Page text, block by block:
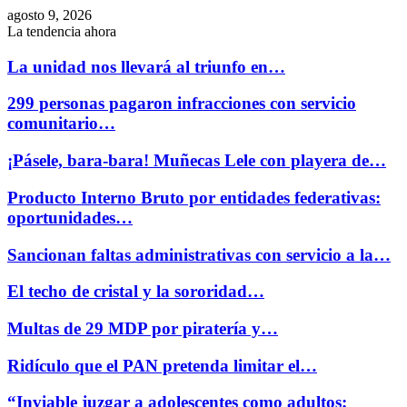
agosto 9, 2026
La tendencia ahora
La unidad nos llevará al triunfo en…
299 personas pagaron infracciones con servicio
comunitario…
¡Pásele, bara-bara! Muñecas Lele con playera de…
Producto Interno Bruto por entidades federativas:
oportunidades…
Sancionan faltas administrativas con servicio a la…
El techo de cristal y la sororidad…
Multas de 29 MDP por piratería y…
Ridículo que el PAN pretenda limitar el…
“Inviable juzgar a adolescentes como adultos;